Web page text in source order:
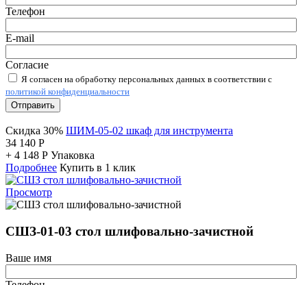
Телефон
E-mail
Согласие
Я согласен на обработку персональных данных в соответствии с
политикой конфиденциальности
Отправить
Скидка 30% ШИМ-05-02 шкаф для инструмента
34 140 Р
+ 4 148 Р Упаковка
Подробнее Купить в 1 клик
Просмотр
СШЗ-01-03 стол шлифовально-зачистной
Ваше имя